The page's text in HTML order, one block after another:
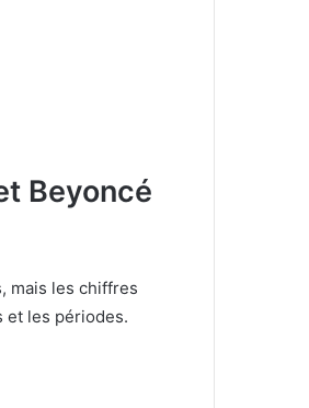
Beyoncé
mais les chiffres
et les périodes.